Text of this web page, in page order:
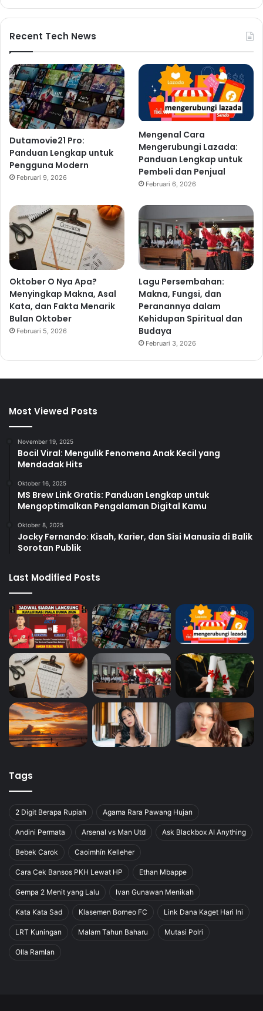
Recent Tech News
Dutamovie21 Pro:
Panduan Lengkap untuk
Pengguna Modern
Februari 9, 2026
Mengenal Cara
Mengerubungi Lazada:
Panduan Lengkap untuk
Pembeli dan Penjual
Februari 6, 2026
Oktober O Nya Apa?
Menyingkap Makna, Asal
Kata, dan Fakta Menarik
Bulan Oktober
Februari 5, 2026
Lagu Persembahan:
Makna, Fungsi, dan
Peranannya dalam
Kehidupan Spiritual dan
Budaya
Februari 3, 2026
Most Viewed Posts
November 19, 2025
Bocil Viral: Mengulik Fenomena Anak Kecil yang
Mendadak Hits
Oktober 16, 2025
MS Brew Link Gratis: Panduan Lengkap untuk
Mengoptimalkan Pengalaman Digital Kamu
Oktober 8, 2025
Jocky Fernando: Kisah, Karier, dan Sisi Manusia di Balik
Sorotan Publik
Last Modified Posts
Tags
2 Digit Berapa Rupiah Agama Rara Pawang Hujan
Andini Permata Arsenal vs Man Utd Ask Blackbox AI Anything
Bebek Carok Caoimhín Kelleher
Cara Cek Bansos PKH Lewat HP Ethan Mbappe
Gempa 2 Menit yang Lalu Ivan Gunawan Menikah
Kata Kata Sad Klasemen Borneo FC Link Dana Kaget Hari Ini
LRT Kuningan Malam Tahun Baharu Mutasi Polri
Olla Ramlan